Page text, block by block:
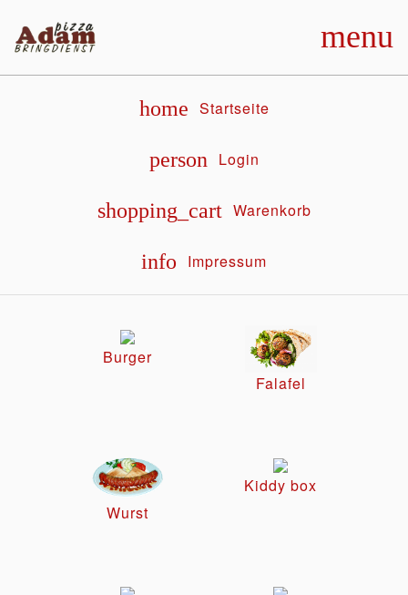
menu
home Startseite
person Login
shopping_cart Warenkorb
info Impressum
Burger
Falafel
Wurst
Kiddy box